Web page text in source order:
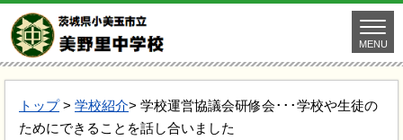
MENU
トップ> 学校紹介> 学校運営協議会研修会･･･学校や生徒の
ためにできることを話し合いました